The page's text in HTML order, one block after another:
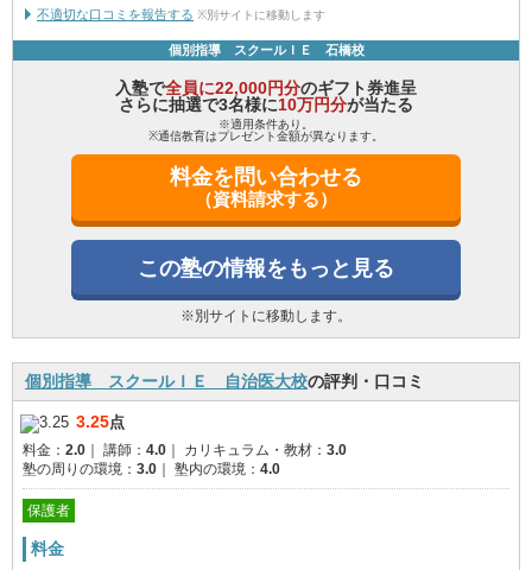
不適切な口コミを報告する ※別サイトに移動します
個別指導 スクールＩＥ 石橋校
入塾で全員に22,000円分のギフト券進呈
さらに抽選で3名様に10万円分が当たる
※適用条件あり。
※通信教育はプレゼント金額が異なります。
料金を問い合わせる
（資料請求する）
この塾の情報をもっと見る
※別サイトに移動します。
個別指導 スクールＩＥ 自治医大校の評判・口コミ
3.25点
料金： 2.0 講師： 4.0 カリキュラム・教材： 3.0
塾の周りの環境： 3.0 塾内の環境： 4.0
保護者
料金